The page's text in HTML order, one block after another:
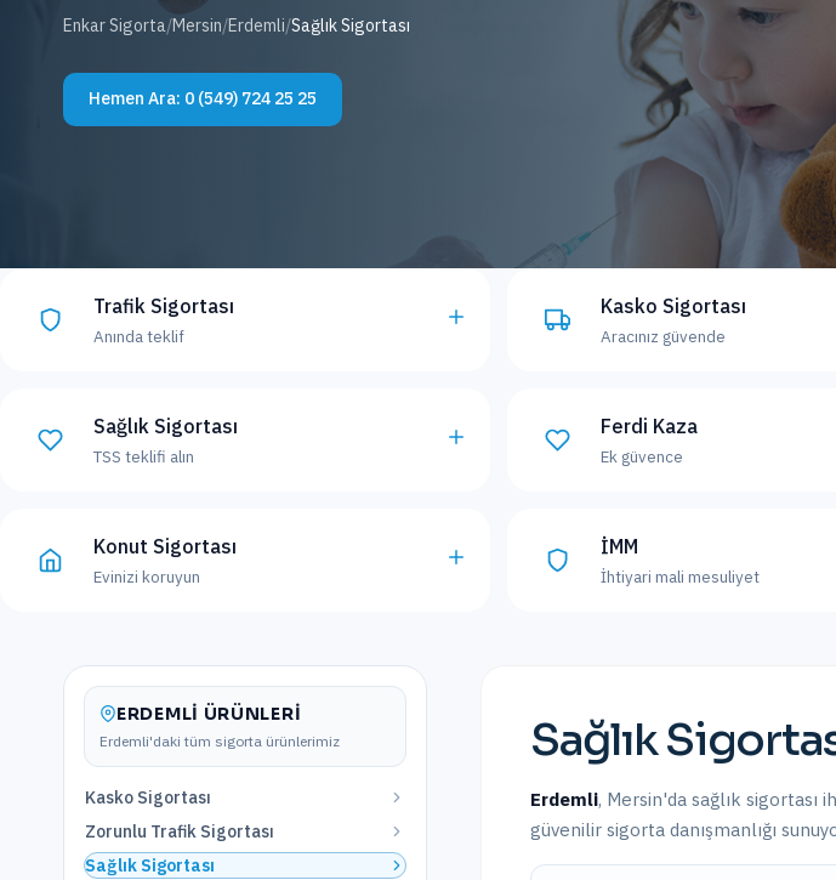
Enkar Sigorta/Mersin/Erdemli/Sağlık Sigortası
Hemen Ara: 0 (549) 724 25 25
Trafik Sigortası
Anında teklif
Kasko Sigortası
Aracınız güvende
Sağlık Sigortası
TSS teklifi alın
Ferdi Kaza
Ek güvence
Konut Sigortası
Evinizi koruyun
İMM
İhtiyari mali mesuliyet
ERDEMLI ÜRÜNLERI
Erdemli'daki tüm sigorta ürünlerimiz
Kasko Sigortası
Zorunlu Trafik Sigortası
Sağlık Sigortası
Sağlık
Erdemli, Mersin'da sağlık sigortası
güvenilir sigorta danışmanlığı